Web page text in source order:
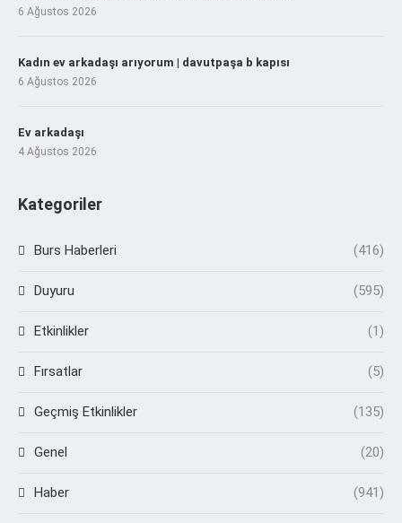
6 Ağustos 2026
Kadın ev arkadaşı arıyorum | davutpaşa b kapısı
6 Ağustos 2026
Ev arkadaşı
4 Ağustos 2026
Kategoriler
Burs Haberleri (416)
Duyuru (595)
Etkinlikler (1)
Fırsatlar (5)
Geçmiş Etkinlikler (135)
Genel (20)
Haber (941)